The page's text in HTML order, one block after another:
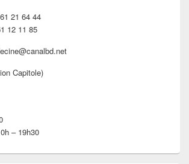
21 64 44
12 11 85
Capitole)
– 19h30